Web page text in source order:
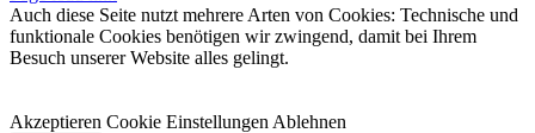
Mail
Auch diese Seite nutzt mehrere Arten von Cookies: Technische und
funktionale Cookies benötigen wir zwingend, damit bei Ihrem
Besuch unserer Website alles gelingt.
Akzeptieren Cookie Einstellungen Ablehnen